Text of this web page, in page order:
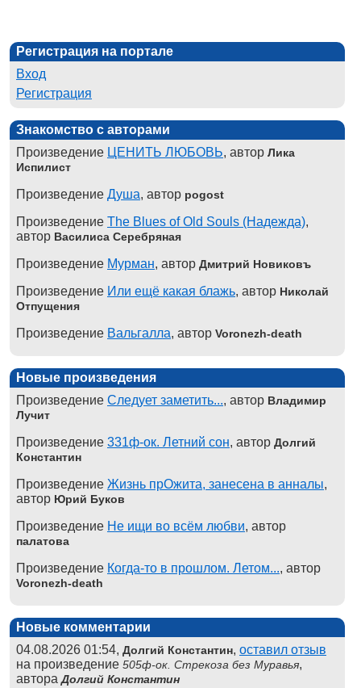
Регистрация на портале
Вход
Регистрация
Знакомство с авторами
Произведение ЦЕНИТЬ ЛЮБОВЬ, автор Лика
Испилист
Произведение Душа, автор pogost
Произведение The Blues of Old Souls (Надежда),
автор Василиса Серебряная
Произведение Мурман, автор Дмитрий Новиковъ
Произведение Или ещё какая блажь, автор Николай
Отпущения
Произведение Вальгалла, автор Voronezh-death
Новые произведения
Произведение Следует заметить..., автор Владимир
Лучит
Произведение 331ф-ок. Летний сон, автор Долгий
Константин
Произведение Жизнь прОжита, занесена в анналы,
автор Юрий Буков
Произведение Не ищи во всём любви, автор
палатова
Произведение Когда-то в прошлом. Летом..., автор
Voronezh-death
Новые комментарии
04.08.2026 01:54, Долгий Константин, оставил отзыв
на произведение 505ф-ок. Стрекоза без Муравья,
автораДолгий Константин